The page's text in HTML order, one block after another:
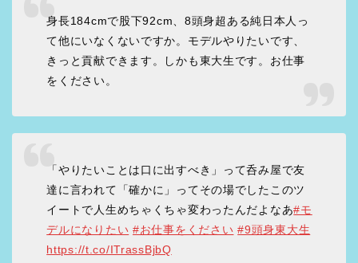
身長184cmで股下92cm、8頭身超ある純日本人っ
て他にいなくないですか。モデルやりたいです、
きっと貢献できます。しかも東大生です。お仕事
をください。
「やりたいことは口に出すべき」って呑み屋で友
達に言われて「確かに」ってその場でしたこのツ
イートで人生めちゃくちゃ変わったんだよなあ#モ
デルになりたい #お仕事をください #9頭身東大生
https://t.co/ITrassBjbQ